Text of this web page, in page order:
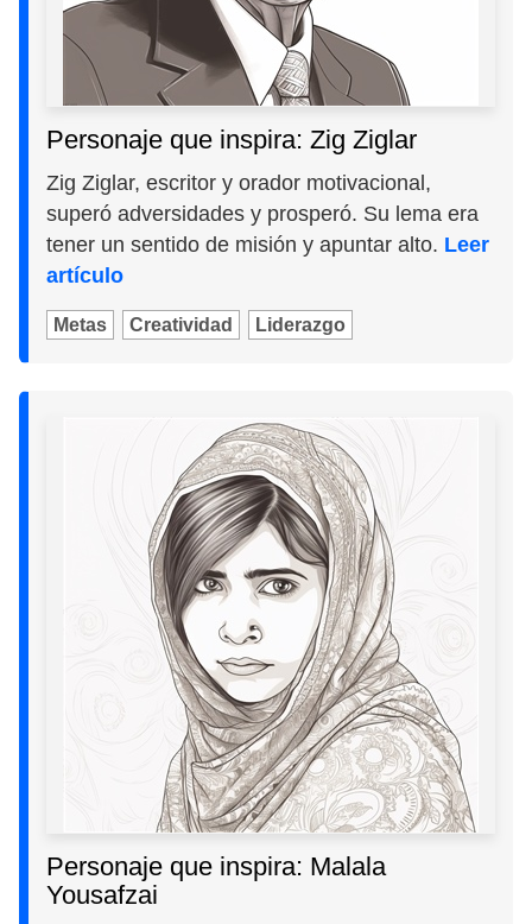
Personaje que inspira: Zig Ziglar
Zig Ziglar, escritor y orador motivacional,
superó adversidades y prosperó. Su lema era
tener un sentido de misión y apuntar alto. Leer
artículo
Metas Creatividad Liderazgo
Personaje que inspira: Malala
Yousafzai